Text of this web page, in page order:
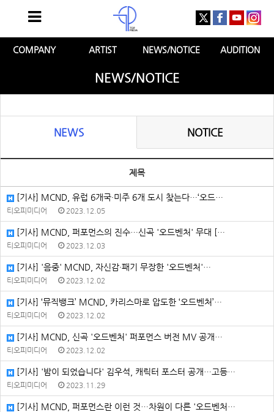
COMPANY ARTIST NEWS/NOTICE AUDITION
NEWS/NOTICE
NEWS NOTICE
제목
[기사] MCND, 유럽 6개국·미주 6개 도시 찾는다…‘오드…
티오피미디어 2023.12.05
[기사] MCND, 퍼포먼스의 진수…신곡 '오드벤처' 무대 […
티오피미디어 2023.12.03
[기사] '음중' MCND, 자신감·패기 무장한 '오드벤처'…
티오피미디어 2023.12.02
[기사] ‘뮤직뱅크’ MCND, 카리스마로 압도한 ‘오드벤처’…
티오피미디어 2023.12.02
[기사] MCND, 신곡 '오드벤처' 퍼포먼스 버전 MV 공개…
티오피미디어 2023.12.02
[기사] '밤이 되었습니다' 김우석, 캐릭터 포스터 공개⋯고등…
티오피미디어 2023.11.29
[기사] MCND, 퍼포먼스란 이런 것…차원이 다른 '오드벤처…